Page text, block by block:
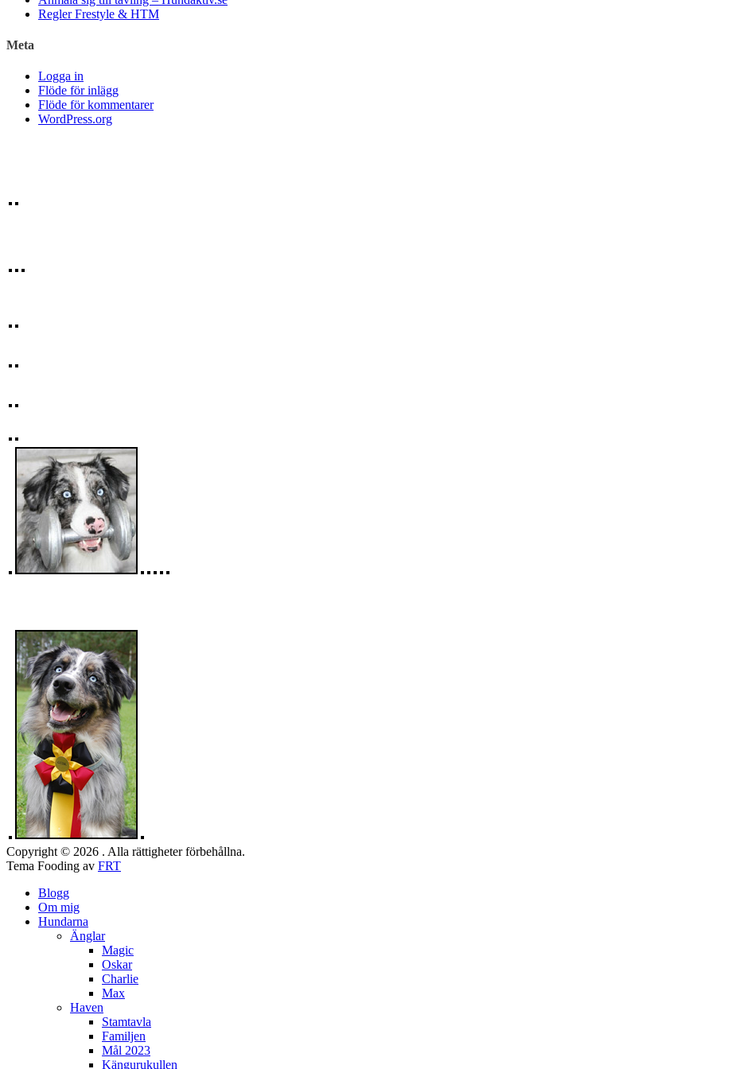
Regler Frestyle & HTM
Meta
Logga in
Flöde för inlägg
Flöde för kommentarer
WordPress.org
Copyright © 2026 . Alla rättigheter förbehållna.
Tema Fooding av FRT
Blogg
Om mig
Hundarna
Änglar
Magic
Oskar
Charlie
Max
Haven
Stamtavla
Familjen
Mål 2023
Kängurukullen